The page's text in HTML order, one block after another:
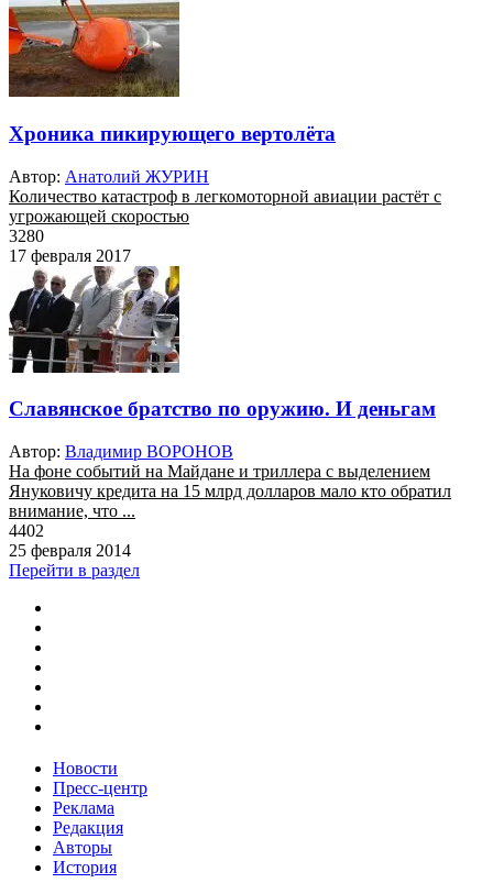
Хроника пикирующего вертолёта
Автор: Анатолий ЖУРИН
Количество катастроф в легкомоторной авиации растёт с
угрожающей скоростью
3280
17 февраля 2017
Славянское братство по оружию. И деньгам
Автор: Владимир ВОРОНОВ
На фоне событий на Майдане и триллера с выделением
Януковичу кредита на 15 млрд долларов мало кто обратил
внимание, что ...
4402
25 февраля 2014
Перейти в раздел
Новости
Пресс-центр
Реклама
Редакция
Авторы
История